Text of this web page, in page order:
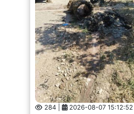
284 | 2026-08-07 15:12:52